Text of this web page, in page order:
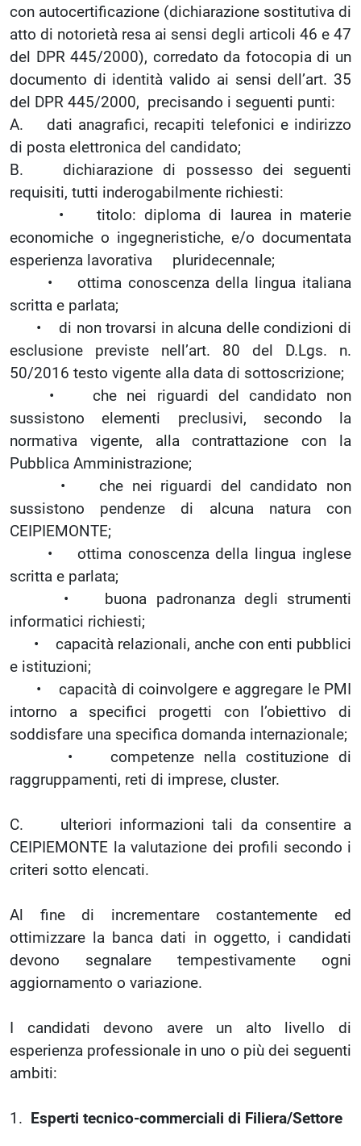
con autocertificazione (dichiarazione sostitutiva di
atto di notorietà resa ai sensi degli articoli 46 e 47
del DPR 445/2000), corredato da fotocopia di un
documento di identità valido ai sensi dell’art. 35
del DPR 445/2000, precisando i seguenti punti:
A. dati anagrafici, recapiti telefonici e indirizzo
di posta elettronica del candidato;
B. dichiarazione di possesso dei seguenti
requisiti, tutti inderogabilmente richiesti:
• titolo: diploma di laurea in materie
economiche o ingegneristiche, e/o documentata
esperienza lavorativa pluridecennale;
• ottima conoscenza della lingua italiana
scritta e parlata;
• di non trovarsi in alcuna delle condizioni di
esclusione previste nell’art. 80 del D.Lgs. n.
50/2016 testo vigente alla data di sottoscrizione;
• che nei riguardi del candidato non
sussistono elementi preclusivi, secondo la
normativa vigente, alla contrattazione con la
Pubblica Amministrazione;
• che nei riguardi del candidato non
sussistono pendenze di alcuna natura con
CEIPIEMONTE;
• ottima conoscenza della lingua inglese
scritta e parlata;
• buona padronanza degli strumenti
informatici richiesti;
• capacità relazionali, anche con enti pubblici
e istituzioni;
• capacità di coinvolgere e aggregare le PMI
intorno a specifici progetti con l’obiettivo di
soddisfare una specifica domanda internazionale;
• competenze nella costituzione di
raggruppamenti, reti di imprese, cluster.
C. ulteriori informazioni tali da consentire a
CEIPIEMONTE la valutazione dei profili secondo i
criteri sotto elencati.
Al fine di incrementare costantemente ed
ottimizzare la banca dati in oggetto, i candidati
devono segnalare tempestivamente ogni
aggiornamento o variazione.
I candidati devono avere un alto livello di
esperienza professionale in uno o più dei seguenti
ambiti:
1. Esperti tecnico-commerciali di Filiera/Settore